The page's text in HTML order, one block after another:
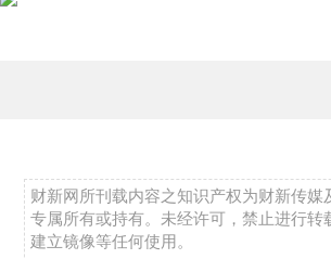
财新网所刊载内容之知识产权为财新传媒
专属所有或持有。未经许可，禁止进行转
建立镜像等任何使用。